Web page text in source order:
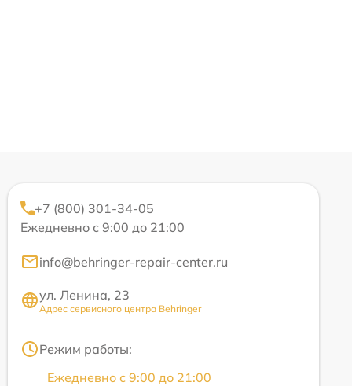
+7 (800) 301-34-05
Ежедневно с 9:00 до 21:00
info@behringer-repair-center.ru
ул. Ленина, 23
Адрес сервисного центра Behringer
Режим работы:
Ежедневно с 9:00 до 21:00